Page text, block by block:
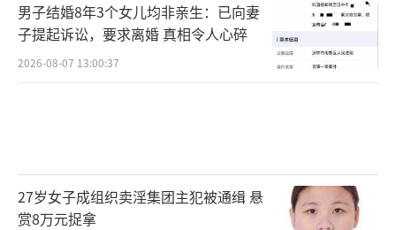
男子结婚8年3个女儿均非亲生：已向妻
子提起诉讼，要求离婚 真相令人心碎
2026-08-07 13:00:37
27岁女子成组织卖淫集团主犯被通缉 悬
赏8万元捉拿